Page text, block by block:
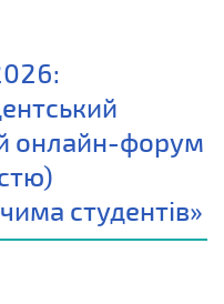
онлайн-форум
студентів»